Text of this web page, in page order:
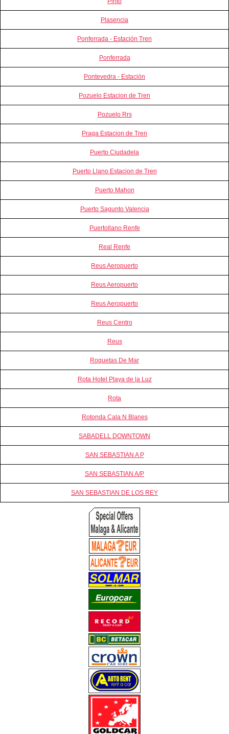
Plasencia
Ponferrada - Estación Tren
Ponferrada
Pontevedra - Estación
Pozuelo Estacion de Tren
Pozuelo Rrs
Praga Estacion de Tren
Puerto Ciudadela
Puerto Llano Estacion de Tren
Puerto Mahon
Puerto Sagunto Valencia
Puertollano Renfe
Real Renfe
Reus Aeropuerto
Reus Aeropuerto
Reus Aeropuerto
Reus Centro
Reus
Roquetas De Mar
Rota Hotel Playa de la Luz
Rota
Rotonda Cala N Blanes
SABADELL DOWNTOWN
SAN SEBASTIAN A P
SAN SEBASTIAN A/P
SAN SEBASTIAN DE LOS REY